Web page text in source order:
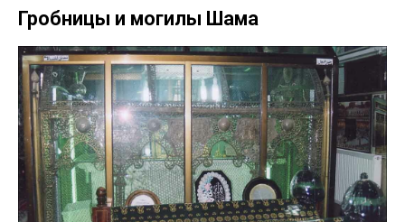
Гробницы и могилы Шама